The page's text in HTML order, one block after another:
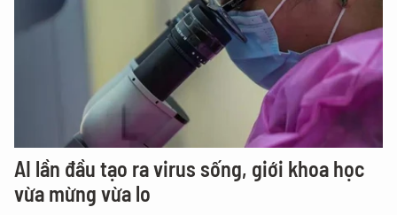
AI lần đầu tạo ra virus sống, giới khoa học
vừa mừng vừa lo